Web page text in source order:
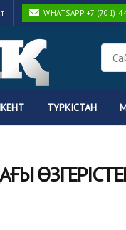
WHATSAPP +7 (701)
ТҮРКІСТАН